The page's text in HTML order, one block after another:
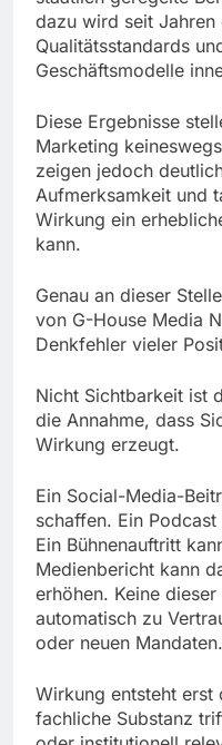
dazu wird seit
Qualitätsstandards
Geschäftsmodelle
Diese Ergebnisse
Marketing
zeigen jedoch
Aufmerksamkeit und
Wirkung ein
kann.
Genau an dieser
von G-House Media
Denkfehler vieler
Nicht Sichtbarkeit ist
die Annahme, dass
Wirkung erzeugt.
Ein Social-Media-
schaffen. Ein
Ein Bühnenauftritt
Medienbericht kann
erhöhen. Keine
automatisch zu
oder neuen Mandaten.
Wirkung entsteht erst
fachliche Substanz